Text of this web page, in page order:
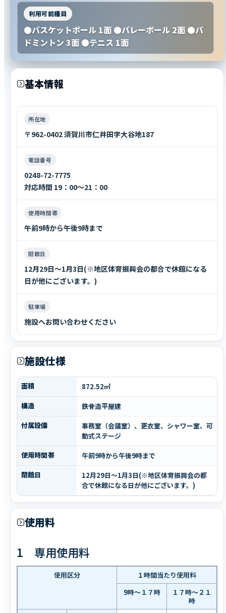
利用可能種目
●バスケットボール 1面 ●バレーボール 2面 ●バ
ドミントン 3面 ●テニス 1面
基本情報
所在地
〒962-0402 須賀川市仁井田字大谷地187
電話番号
0248-72-7775
対応時間 19：00～21：00
使用時間帯
午前9時から午後9時まで
閉館日
12月29日～1月3日(※地区体育振興会の都合で休館になる
日が他にございます。)
駐車場
施設へお問い合わせください
施設仕様
面積
872.52㎡
構造
鉄骨造平屋建
付属設備
事務室（会議室）、更衣室、シャワー室、可
動式ステージ
使用時間帯
午前9時から午後9時まで
閉館日
12月29日～1月3日(※地区体育振興会の都
合で休館になる日が他にございます。)
使用料
1 専用使用料
使用区分
１時間当たり使用料
9時～１７時
１７時～２１
時